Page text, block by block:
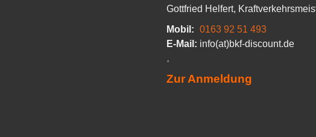
Gottfried Helfert,
Mobil: 0163 92 51 493
E-Mail: info(at)bkf-discount.de
.
Zur Anmeldung